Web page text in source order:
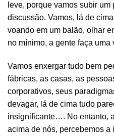
leve, porque vamos subir
discussão. Vamos, lá de
voando em um balão, olhar
no mínimo, a gente faça uma
Vamos enxergar tudo bem
fábricas, as casas, as
corporativos, seus
devagar, lá de cima tudo
insignificante…. No entanto,
acima de nós, percebemos